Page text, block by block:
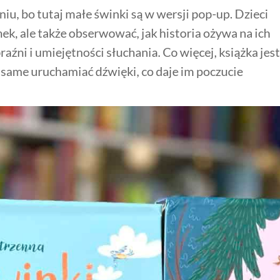
bo tutaj małe świnki są w wersji pop-up. Dzieci
ale także obserwować, jak historia ożywa na ich
i umiejętności słuchania. Co więcej, książka jest
uruchamiać dźwięki, co daje im poczucie